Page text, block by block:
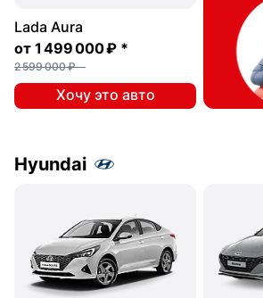
Lada Aura
от 1 499 000 ₽ *
2 599 000 ₽
Хочу это авто
Hyundai